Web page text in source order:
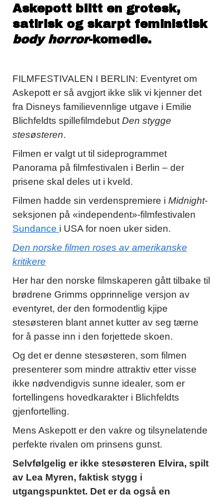
Askepott blitt en grotesk,
satirisk og skarpt feministisk
body horror-komedie.
FILMFESTIVALEN I BERLIN: Eventyret om
Askepott er så avgjort ikke slik vi kjenner det
fra Disneys familievennlige utgave i Emilie
Blichfeldts spillefilmdebut Den stygge
stesøsteren.
Filmen er valgt ut til sideprogrammet
Panorama på filmfestivalen i Berlin – der
prisene skal deles ut i kveld.
Filmen hadde sin verdenspremiere i Midnight-
seksjonen på «independent»-filmfestivalen
Sundance i USA for noen uker siden.
Den norske filmen roses av amerikanske
kritikere
Her har den norske filmskaperen gått tilbake til
brødrene Grimms opprinnelige versjon av
eventyret, der den formodentlig kjipe
stesøsteren blant annet kutter av seg tærne
for å passe inn i den forjettede skoen.
Og det er denne stesøsteren, som filmen
presenterer som mindre attraktiv etter visse
ikke nødvendigvis sunne idealer, som er
fortellingens hovedkarakter i Blichfeldts
gjenfortelling.
Mens Askepott er den vakre og tilsynelatende
perfekte rivalen om prinsens gunst.
Selvfølgelig er ikke stesøsteren Elvira, spilt
av Lea Myren, faktisk stygg i
utgangspunktet. Det er da også en